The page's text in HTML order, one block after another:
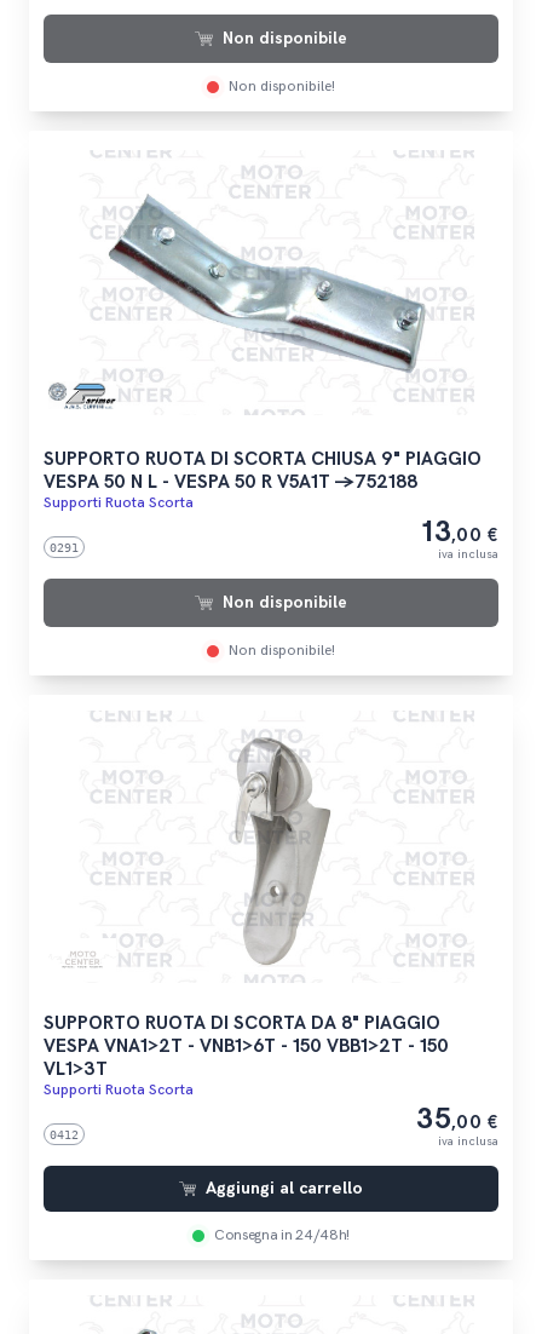
Non disponibile
Non disponibile!
SUPPORTO RUOTA DI SCORTA CHIUSA 9" PIAGGIO
VESPA 50 N L - VESPA 50 R V5A1T ->752188
Supporti Ruota Scorta
0291 13,00 €
iva inclusa
Non disponibile
Non disponibile!
SUPPORTO RUOTA DI SCORTA DA 8" PIAGGIO
VESPA VNA1>2T - VNB1>6T - 150 VBB1>2T - 150
VL1>3T
Supporti Ruota Scorta
0412 35,00 €
iva inclusa
Aggiungi al carrello
Consegna in 24/48h!